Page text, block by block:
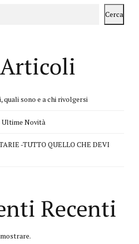
Cerca
sono e a chi rivolgersi
Ultime Novità
-TUTTO QUELLO CHE DEVI
Recenti